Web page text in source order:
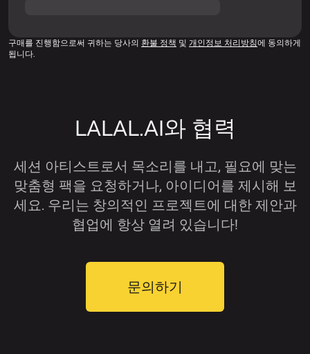
구매를 진행함으로써 귀하는 당사의 환불 정책 및 개인정보 처리방침에 동의하게
됩니다.
LALAL.AI와 협력
세션 아티스트로서 목소리를 내고, 필요에 맞는
맞춤형 팩을 요청하거나, 아이디어를 제시해 보
세요. 우리는 창의적인 프로젝트에 대한 제안과
협업에 항상 열려 있습니다!
문의하기